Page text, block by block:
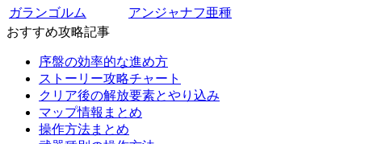
ガランゴルム
アンジャナフ亜種
おすすめ攻略記事
序盤の効率的な進め方
ストーリー攻略チャート
クリア後の解放要素とやり込み
マップ情報まとめ
操作方法まとめ